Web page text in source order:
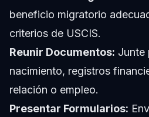
beneficio migratorio
criterios de USCIS.
Reunir Documentos: Junte
nacimiento, registros
relación o empleo.
Presentar Formularios: